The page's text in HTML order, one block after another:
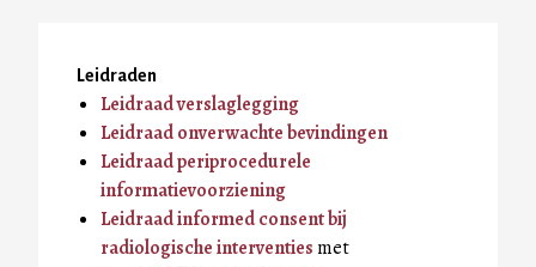
Leidraden
Leidraad verslaglegging
Leidraad onverwachte bevindingen
Leidraad periprocedurele
informatievoorziening
Leidraad informed consent bij
radiologische interventiesmet